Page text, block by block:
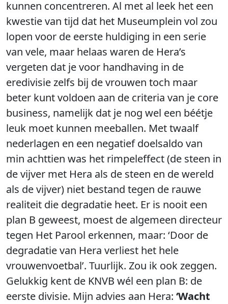
kunnen concentreren. Al met al leek het een
kwestie van tijd dat het Museumplein vol zou
lopen voor de eerste huldiging in een serie
van vele, maar helaas waren de Hera’s
vergeten dat je voor handhaving in de
eredivisie zelfs bij de vrouwen toch maar
beter kunt voldoen aan de criteria van je core
business, namelijk dat je nog wel een béétje
leuk moet kunnen meeballen. Met twaalf
nederlagen en een negatief doelsaldo van
min achttien was het rimpeleffect (de steen in
de vijver met Hera als de steen en de wereld
als de vijver) niet bestand tegen de rauwe
realiteit die degradatie heet. Er is nooit een
plan B geweest, moest de algemeen directeur
tegen Het Parool erkennen, maar: ‘Door de
degradatie van Hera verliest het hele
vrouwenvoetbal’. Tuurlijk. Zou ik ook zeggen.
Gelukkig kent de KNVB wél een plan B: de
eerste divisie. Mijn advies aan Hera: ‘Wacht